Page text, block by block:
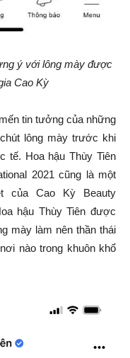
ý với lông mày được
Cao Kỳ
tin tưởng của những
lông mày trước khi
tế. Hoa hậu Thùy Tiên
2021 cũng là một
của Cao Kỳ Beauty
hậu Thùy Tiên được
mày làm nên thần thái
nào trong khuôn khổ